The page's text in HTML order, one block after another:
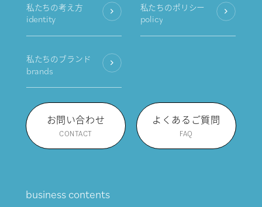
私たちの考え方
identity
私たちのポリシー
policy
私たちのブランド
brands
お問い合わせ
CONTACT
よくあるご質問
FAQ
business contents